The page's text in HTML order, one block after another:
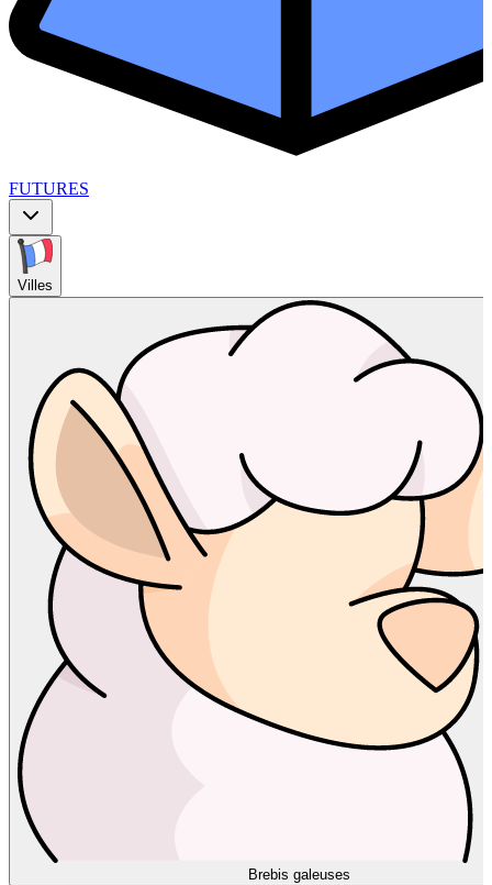
FUTURES
Villes
Brebis galeuses